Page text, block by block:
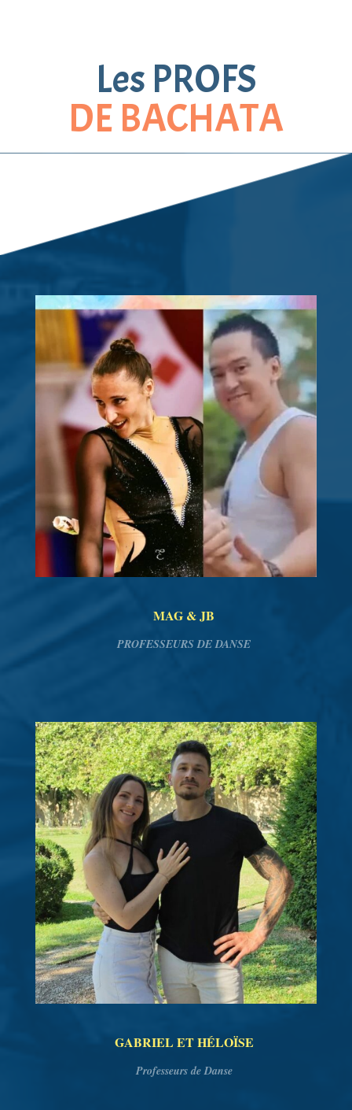
Les PROFS
DE BACHATA
MAG & JB
PROFESSEURS DE DANSE
GABRIEL ET HÉLOÏSE
Professeurs de Danse